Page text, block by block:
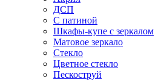
ДСП
С патиной
Шкафы-купе с зеркалом
Матовое зеркало
Стекло
Цветное стекло
Пескоструй